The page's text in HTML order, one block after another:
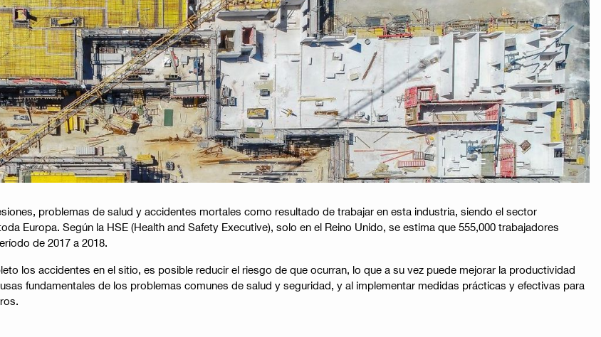
problemas de salud y accidentes mortales como resultado de trabajar en esta industria, siendo el sector
Europa. Según la HSE (Health and Safety Executive), solo en el Reino Unido, se estima que 555,000 trabajadores
de 2017 a 2018.
los accidentes en el sitio, es posible reducir el riesgo de que ocurran, lo que a su vez puede mejorar la productividad
fundamentales de los problemas comunes de salud y seguridad, y al implementar medidas prácticas y efectivas para